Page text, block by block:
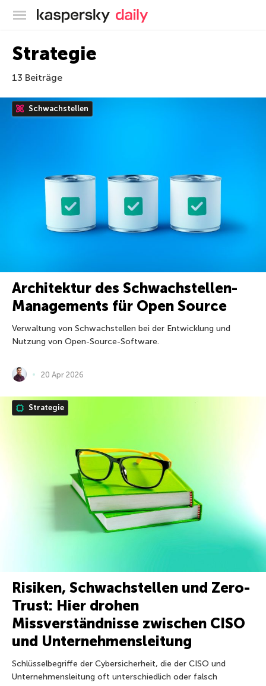
Offizieller Blog von Kaspersky
Strategie
13 Beiträge
Schwachstellen
Architektur des Schwachstellen-
Managements für Open Source
Verwaltung von Schwachstellen bei der Entwicklung und
Nutzung von Open-Source-Software.
20 Apr 2026
Strategie
Risiken, Schwachstellen und Zero-
Trust: Hier drohen
Missverständnisse zwischen CISO
und Unternehmensleitung
Schlüsselbegriffe der Cybersicherheit, die der CISO und
Unternehmensleitung oft unterschiedlich oder falsch